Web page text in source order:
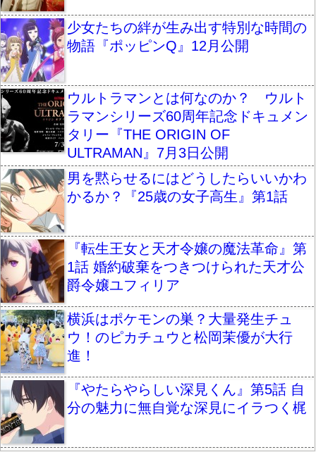
少女たちの絆が生み出す特別な時間の
物語『ポッピンQ』12月公開
ウルトラマンとは何なのか？ ウルト
ラマンシリーズ60周年記念ドキュメン
タリー『THE ORIGIN OF
ULTRAMAN』7月3日公開
男を黙らせるにはどうしたらいいかわ
かるか？『25歳の女子高生』第1話
『転生王女と天才令嬢の魔法革命』第
1話 婚約破棄をつきつけられた天才公
爵令嬢ユフィリア
横浜はポケモンの巣？大量発生チュ
ウ！のピカチュウと松岡茉優が大行
進！
『やたらやらしい深見くん』第5話 自
分の魅力に無自覚な深見にイラつく梶